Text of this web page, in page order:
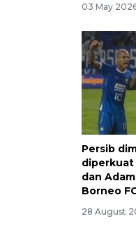
03 May
Persib
diperkuat
dan
Borneo
28 August